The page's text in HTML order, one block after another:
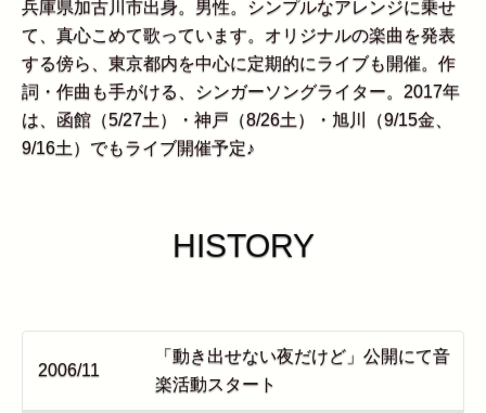
兵庫県加古川市出身。男性。シンプルなアレンジに乗せ
て、真心こめて歌っています。オリジナルの楽曲を発表
する傍ら、東京都内を中心に定期的にライブも開催。作
詞・作曲も手がける、シンガーソングライター。2017年
は、函館（5/27土）・神戸（8/26土）・旭川（9/15金、
9/16土）でもライブ開催予定♪
HISTORY
2006/11
「動き出せない夜だけど」公開にて音
楽活動スタート